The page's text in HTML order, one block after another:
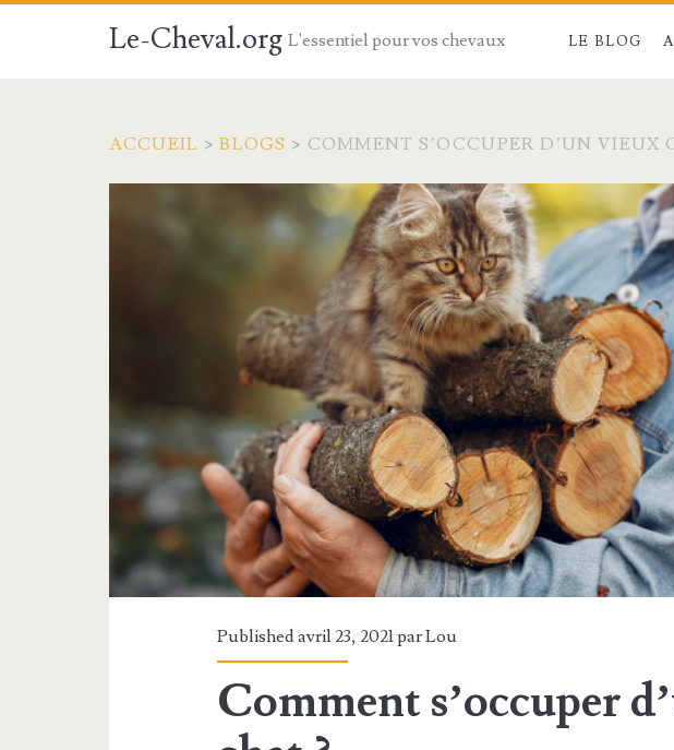
Le-Cheval.org L'essentiel pour vos chevaux LE BLOG
ACCUEIL >BLOGS > COMMENT S’OCCUPER D’UN VIEUX
Published avril 23, 2021 parLou
Comment s’occuper